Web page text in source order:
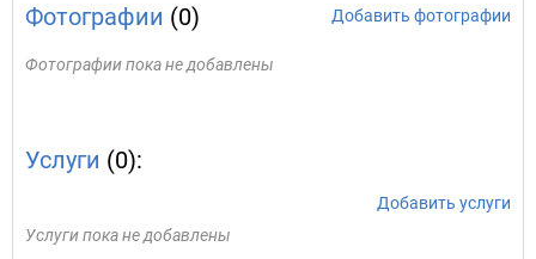
Фотографии (0) Добавить фотографии
Фотографии пока не добавлены
Услуги (0):
Добавить услуги
Услуги пока не добавлены